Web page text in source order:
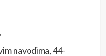
navodima, 44-